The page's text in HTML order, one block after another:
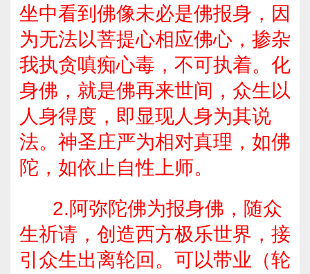
坐中看到佛像未必是佛报身，因
为无法以菩提心相应佛心，掺杂
我执贪嗔痴心毒，不可执着。化
身佛，就是佛再来世间，众生以
人身得度，即显现人身为其说
法。神圣庄严为相对真理，如佛
陀，如依止自性上师。
2.阿弥陀佛为报身佛，随众
生祈请，创造西方极乐世界，接
引众生出离轮回。 可以带业（轮